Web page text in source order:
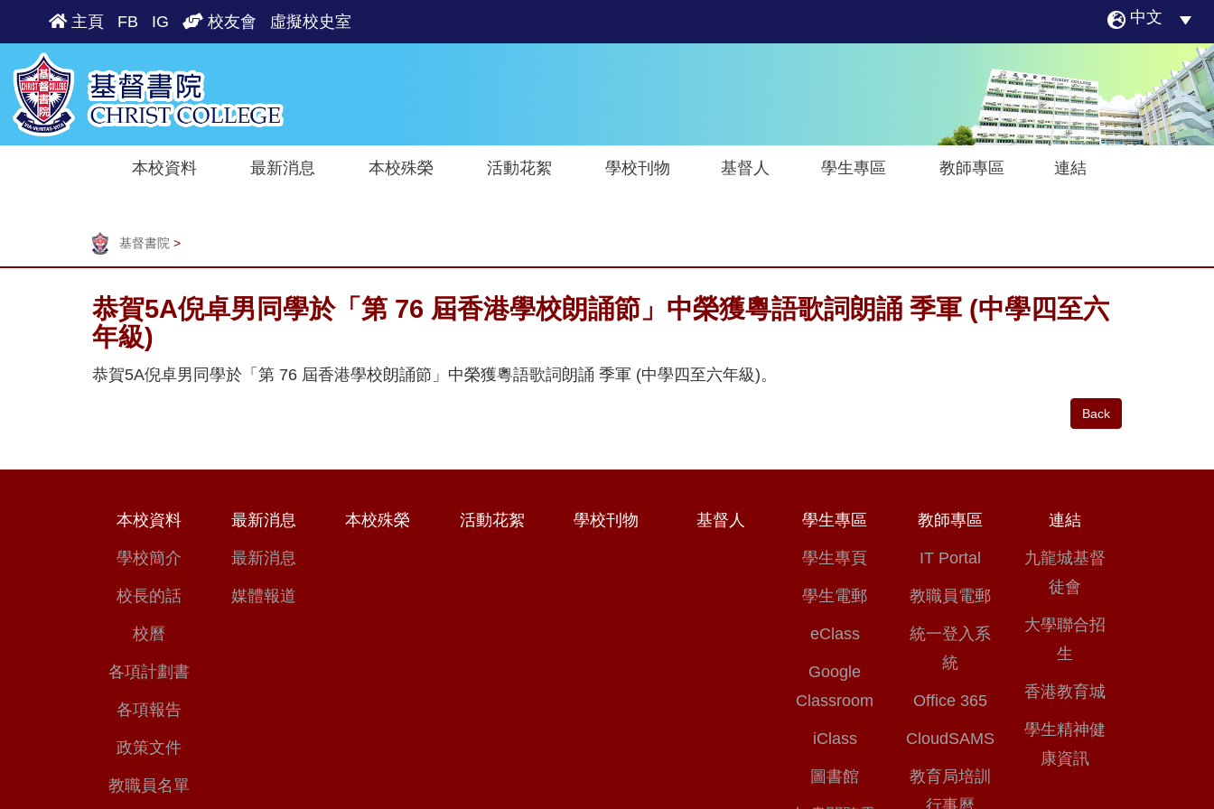
主頁 FB IG 校友會 虛擬校史室 中文
本校資料 最新消息 本校殊榮 活動花絮 學校刊物 基督人 學生專區 教師專區 連結
基督書院 >
恭賀5A倪卓男同學於「第 76 屆香港學校朗誦節」中榮獲粵語歌詞朗誦 季軍 (中學四至六
年級)
恭賀5A倪卓男同學於「第 76 屆香港學校朗誦節」中榮獲粵語歌詞朗誦 季軍 (中學四至六年級)。
Back
本校資料
學校簡介
校長的話
校曆
各項計劃書
各項報告
政策文件
教職員名單
最新消息
最新消息
媒體報道
本校殊榮 活動花絮 學校刊物 基督人 學生專區
學生專頁
學生電郵
eClass
Google
Classroom
iClass
圖書館
教師專區
IT Portal
教職員電郵
統一登入系
統
Office 365
CloudSAMS
教育局培訓
連結
九龍城基督
徒會
大學聯合招
生
香港教育城
學生精神健
康資訊